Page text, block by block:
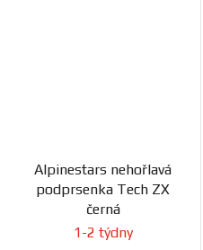
Alpinestars nehořlavá
podprsenka Tech ZX
černá
1-2 týdny